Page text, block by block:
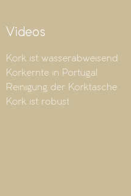
Videos
Kork ist wasserabweisend
Korkernte in Portugal
Reinigung der Korktasche
Kork ist robust